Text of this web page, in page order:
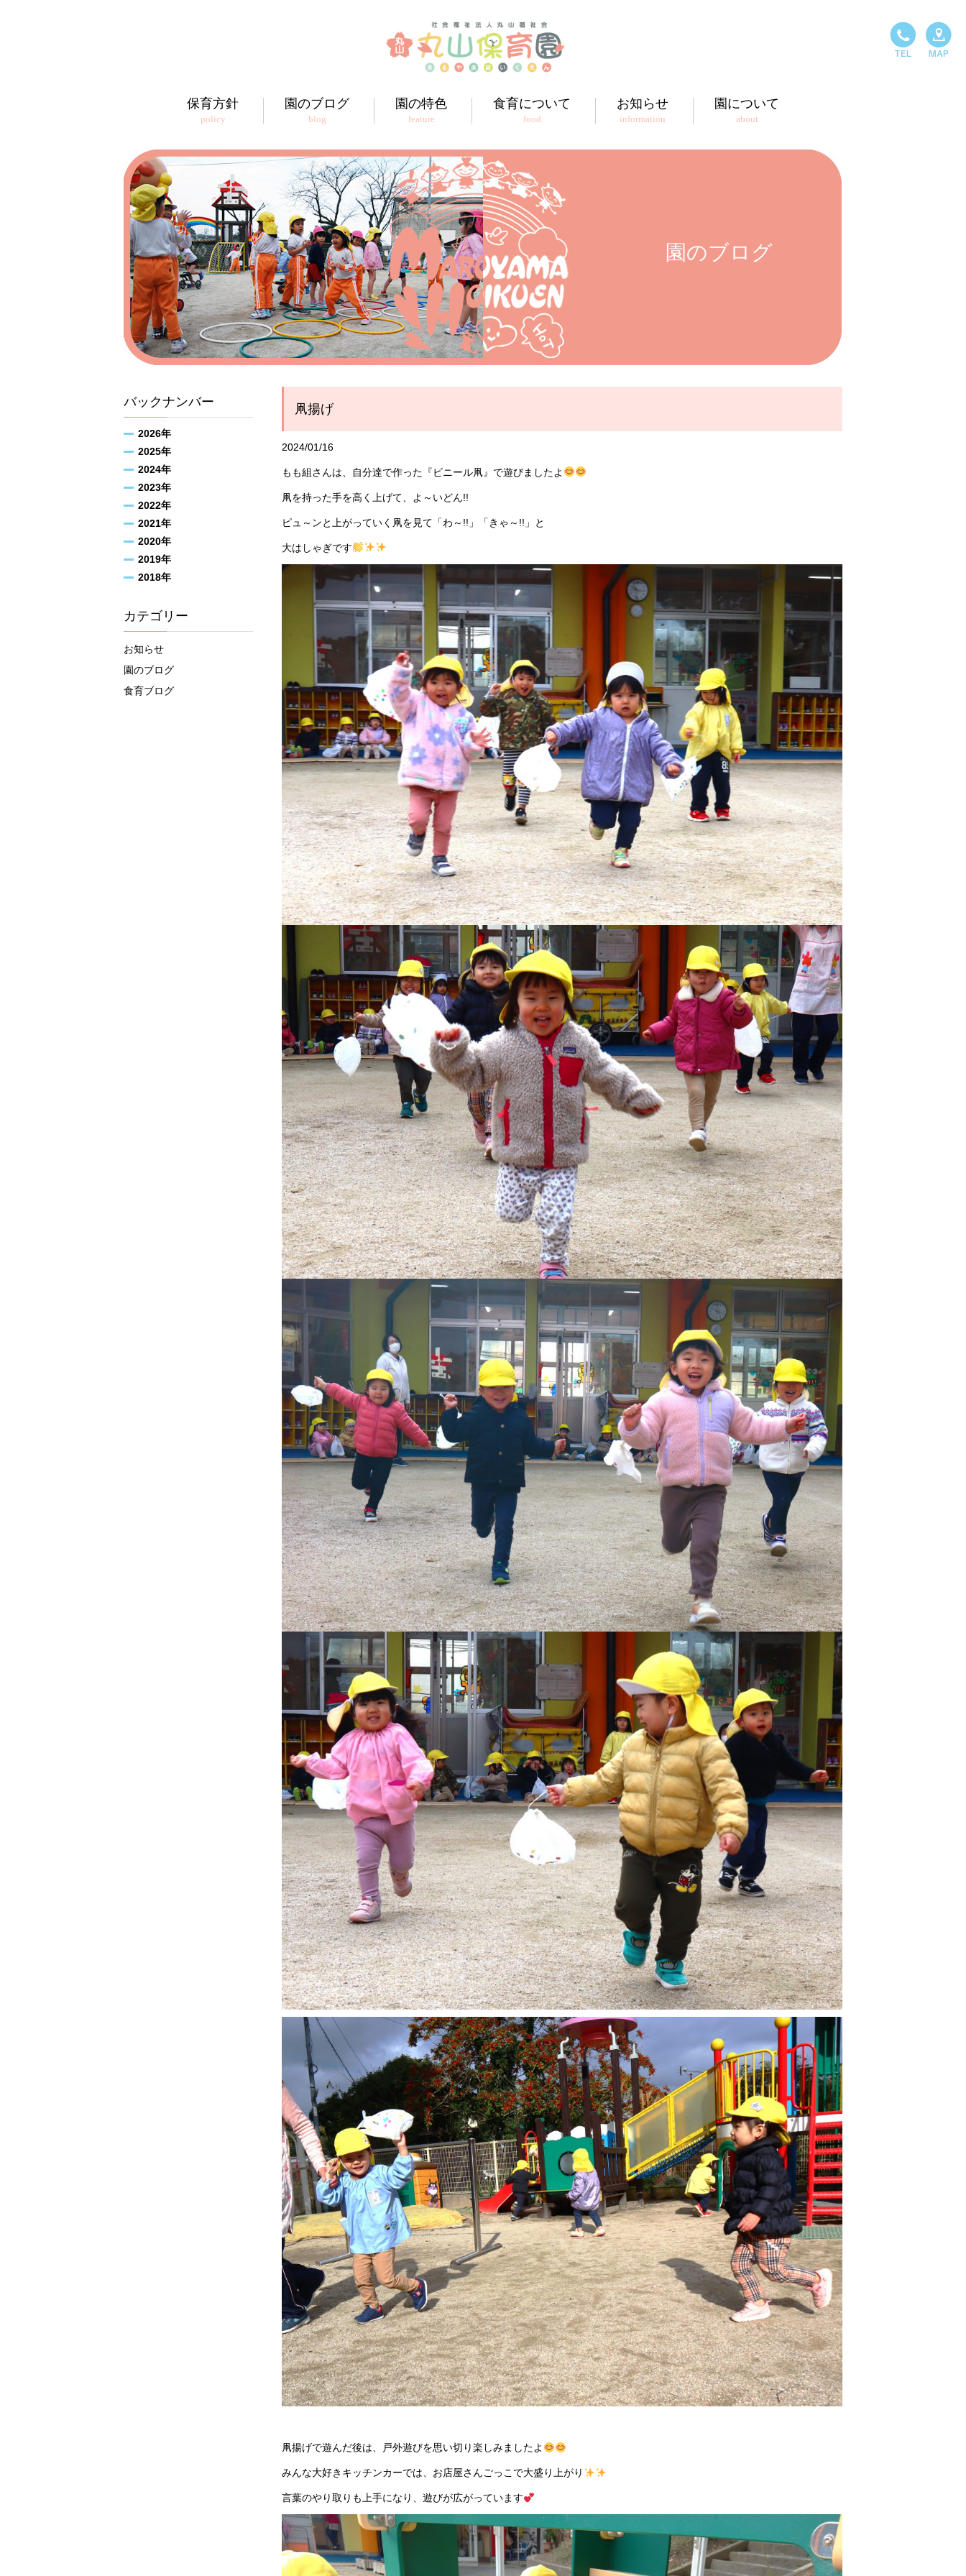
保育方針
policy
園のブログ
blog
園の特色
feature
食育について
food
お知らせ
information
園について
about
園のブログ
凧揚げ
2024/01/16
もも組さんは、自分達で作った『ビニール凧』で遊びましたよ
凧を持った手を高く上げて、よ～いどん!!
ピュ～ンと上がっていく凧を見て「わ～!!」「きゃ～!!」と
大はしゃぎです
凧揚げで遊んだ後は、戸外遊びを思い切り楽しみましたよ
みんな大好きキッチンカーでは、お店屋さんごっこで大盛り上がり
言葉のやり取りも上手になり、遊びが広がっています
バックナンバー
2026年
2025年
2024年
2023年
2022年
2021年
2020年
2019年
2018年
カテゴリー
お知らせ
園のブログ
食育ブログ